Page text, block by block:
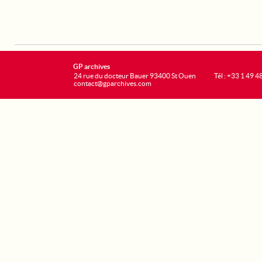
GP archives
24 rue du docteur Bauer 93400 St Ouen
contact@gparchives.com
Tél : +33 1 49